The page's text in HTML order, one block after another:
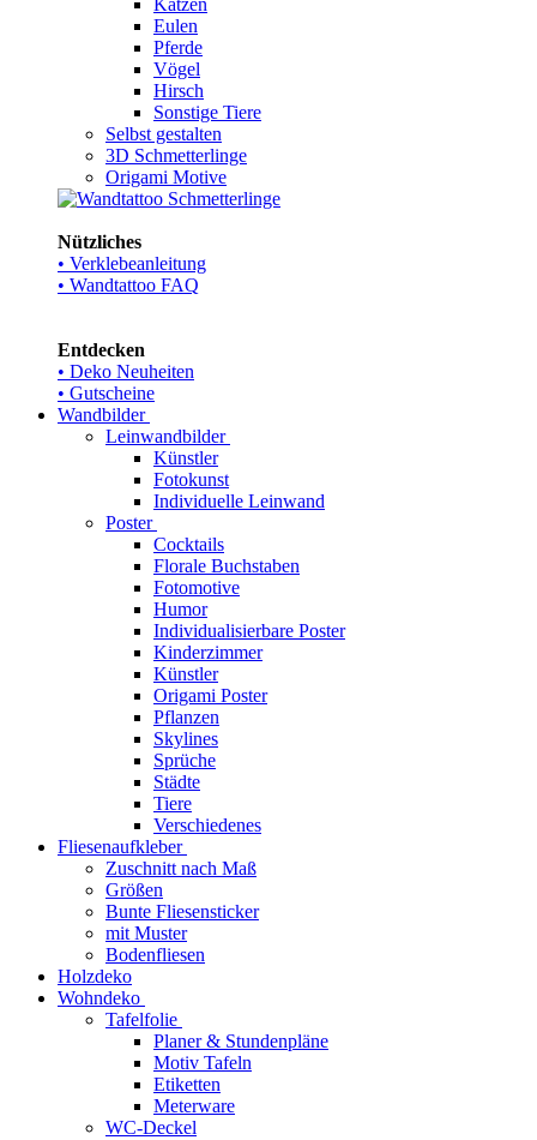
Katzen
Eulen
Pferde
Vögel
Hirsch
Sonstige Tiere
Selbst gestalten
3D Schmetterlinge
Origami Motive
Nützliches
• Verklebeanleitung
• Wandtattoo FAQ
Entdecken
• Deko Neuheiten
• Gutscheine
Wandbilder
Leinwandbilder
Künstler
Fotokunst
Individuelle Leinwand
Poster
Cocktails
Florale Buchstaben
Fotomotive
Humor
Individualisierbare Poster
Kinderzimmer
Künstler
Origami Poster
Pflanzen
Skylines
Sprüche
Städte
Tiere
Verschiedenes
Fliesenaufkleber
Zuschnitt nach Maß
Größen
Bunte Fliesensticker
mit Muster
Bodenfliesen
Holzdeko
Wohndeko
Tafelfolie
Planer & Stundenpläne
Motiv Tafeln
Etiketten
Meterware
WC-Deckel